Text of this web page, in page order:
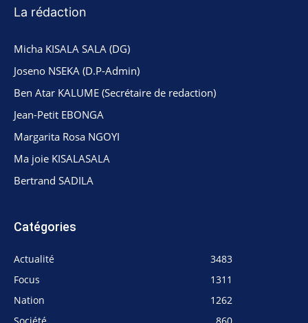
La rédaction
Micha KISALA SALA (DG)
Joseno NSEKA (D.P-Admin)
Ben Atar KALUME (Secrétaire de redaction)
Jean-Petit EBONGA
Margarita Rosa NGOYI
Ma joie KISALASALA
Bertrand SADILA
Catégories
Actualité
3483
Focus
1311
Nation
1262